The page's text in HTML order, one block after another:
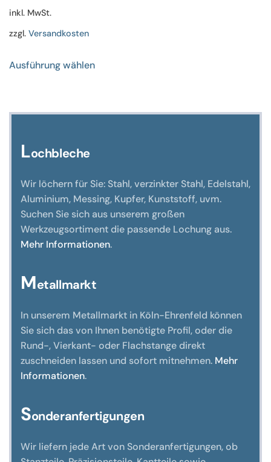
inkl. MwSt.
zzgl. Versandkosten
Ausführung wählenProdukt
Varianten
auf
der
Produktseite
gewählt
werden
Lochbleche
Wir löchern für Sie: Stahl, verzinkter Stahl, Edelstahl,
Aluminium, Messing, Kupfer, Kunststoff, uvm.
Suchen Sie sich aus unserem großen
Werkzeugsortiment die passende Lochung aus.
Mehr Informationen.
Metallmarkt
In unserem Metallmarkt in Köln-Ehrenfeld können
Sie sich das von Ihnen benötigte Profil, oder die
Rund-, Vierkant- oder Flachstange direkt
zuschneiden lassen und sofort mitnehmen. Mehr
Informationen.
Sonderanfertigungen
Wir liefern jede Art von Sonderanfertigungen, ob